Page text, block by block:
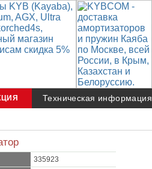
Техническая информация
335923